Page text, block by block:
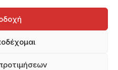
/ All rights reserved